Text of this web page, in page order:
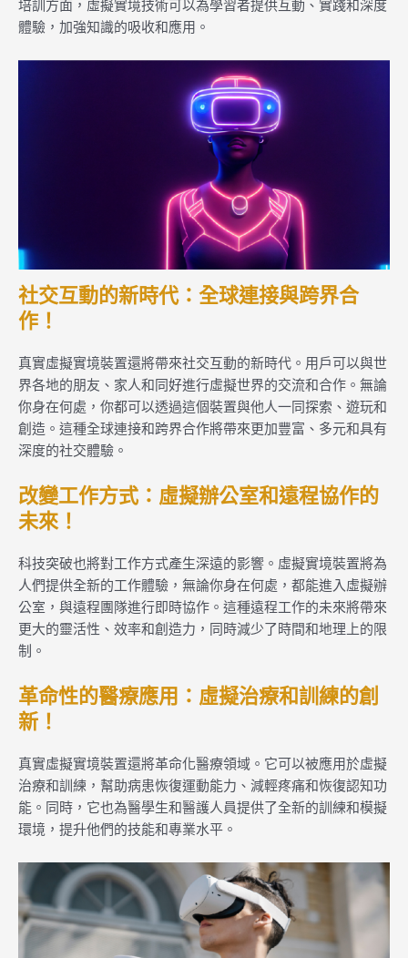
培訓方面，虛擬實境技術可以為學習者提供互動、實踐和深度
體驗，加強知識的吸收和應用。
社交互動的新時代：全球連接與跨界合
作！
真實虛擬實境裝置還將帶來社交互動的新時代。用戶可以與世
界各地的朋友、家人和同好進行虛擬世界的交流和合作。無論
你身在何處，你都可以透過這個裝置與他人一同探索、遊玩和
創造。這種全球連接和跨界合作將帶來更加豐富、多元和具有
深度的社交體驗。
改變工作方式：虛擬辦公室和遠程協作的
未來！
科技突破也將對工作方式產生深遠的影響。虛擬實境裝置將為
人們提供全新的工作體驗，無論你身在何處，都能進入虛擬辦
公室，與遠程團隊進行即時協作。這種遠程工作的未來將帶來
更大的靈活性、效率和創造力，同時減少了時間和地理上的限
制。
革命性的醫療應用：虛擬治療和訓練的創
新！
真實虛擬實境裝置還將革命化醫療領域。它可以被應用於虛擬
治療和訓練，幫助病患恢復運動能力、減輕疼痛和恢復認知功
能。同時，它也為醫學生和醫護人員提供了全新的訓練和模擬
環境，提升他們的技能和專業水平。